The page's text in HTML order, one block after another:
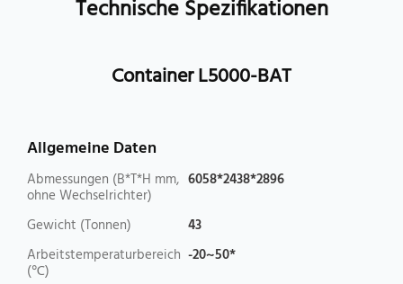
Technische Spezifikationen
Container L5000-BAT
Allgemeine Daten
Abmessungen (B*T*H mm,
ohne Wechselrichter)
6058*2438*2896
Gewicht (Tonnen)
43
Arbeitstemperaturbereich
(℃)
-20~50*